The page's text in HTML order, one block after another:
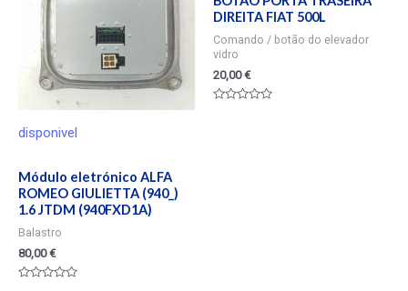
disponivel
Módulo eletrónico ALFA
ROMEO GIULIETTA (940_)
1.6 JTDM (940FXD1A)
Balastro
80,00€
DIREITA FIAT 500L
Comando / botão do elevador
vidro
20,00€